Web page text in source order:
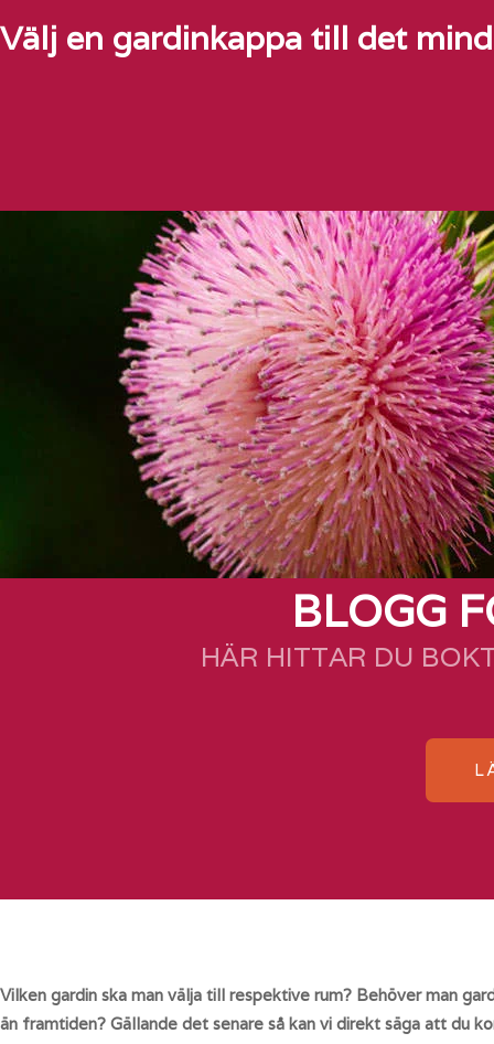
Välj en gardinkappa till det
BLOGG
HÄR HITTAR DU
Vilken gardin ska man välja till respektive rum? Behöver man
än framtiden? Gällande det senare så kan vi direkt säga att du